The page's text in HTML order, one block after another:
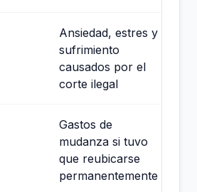
Ansiedad, estres y
sufrimiento
causados por el
corte ilegal
Gastos de
mudanza si tuvo
que reubicarse
permanentemente